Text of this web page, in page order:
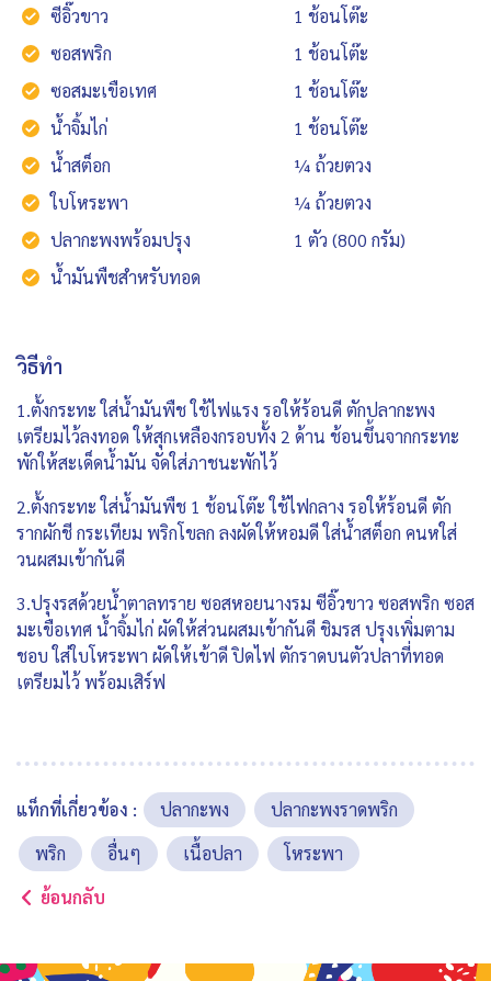
ซีอิ๊วขาว
1 ช้อนโต๊ะ
ซอสพริก
1 ช้อนโต๊ะ
ซอสมะเขือเทศ
1 ช้อนโต๊ะ
น้ำจิ้มไก่
1 ช้อนโต๊ะ
น้ำสต็อก
¼ ถ้วยตวง
ใบโหระพา
¼ ถ้วยตวง
ปลากะพงพร้อมปรุง
1 ตัว (800 กรัม)
น้ำมันพืชสำหรับทอด
วิธีทำ
1.ตั้งกระทะ ใส่น้ำมันพืช ใช้ไฟแรง รอให้ร้อนดี ตักปลากะพง
เตรียมไว้ลงทอด ให้สุกเหลืองกรอบทั้ง 2 ด้าน ช้อนขึ้นจากกระทะ
พักให้สะเด็ดน้ำมัน จัดใส่ภาชนะพักไว้
2.ตั้งกระทะ ใส่น้ำมันพืช 1 ช้อนโต๊ะ ใช้ไฟกลาง รอให้ร้อนดี ตัก
รากผักชี กระเทียม พริกโขลก ลงผัดให้หอมดี ใส่น้ำสต็อก คนหใส่
วนผสมเข้ากันดี
3.ปรุงรสด้วยน้ำตาลทราย ซอสหอยนางรม ซีอิ๊วขาว ซอสพริก ซอส
มะเขือเทศ น้ำจิ้มไก่ ผัดให้ส่วนผสมเข้ากันดี ชิมรส ปรุงเพิ่มตาม
ชอบ ใส่ใบโหระพา ผัดให้เข้าดี ปิดไฟ ตักราดบนตัวปลาที่ทอด
เตรียมไว้ พร้อมเสิร์ฟ
แท็กที่เกี่ยวข้อง : ปลากะพง
ปลากะพงราดพริก
พริก
อื่นๆ เนื้อปลา
โหระพา
ย้อนกลับ